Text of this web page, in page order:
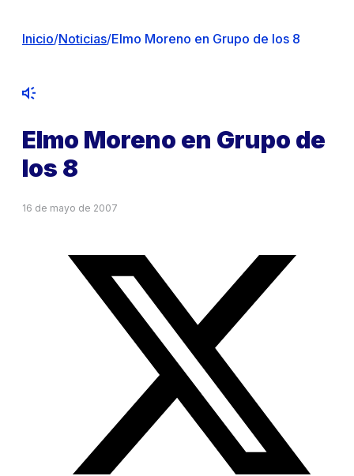
Inicio/Noticias/Elmo Moreno en Grupo de los 8
Elmo Moreno en Grupo de
los 8
16 de mayo de 2007